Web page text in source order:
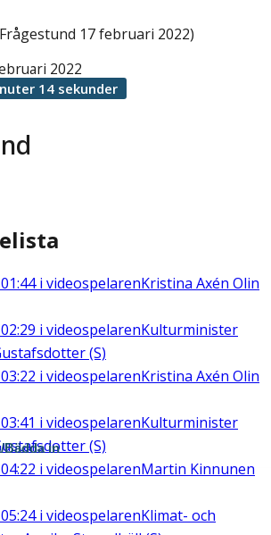
17 februari 2022)
2022
14 sekunder
01:44i videospelarenKristina Axén Olin
02:29 i videospelarenKulturminister
(S)
03:22 i videospelarenKristina Axén Olin
03:41 i videospelarenKulturminister
(S)
04:22 i videospelarenMartin Kinnunen
05:24i videospelarenKlimat- och
Bädda in